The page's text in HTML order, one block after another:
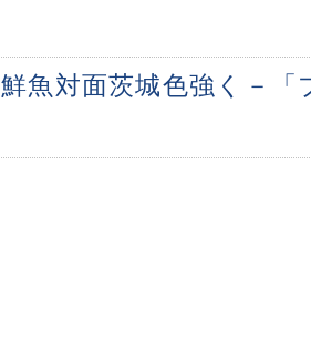
鮮魚対面茨城色強く－